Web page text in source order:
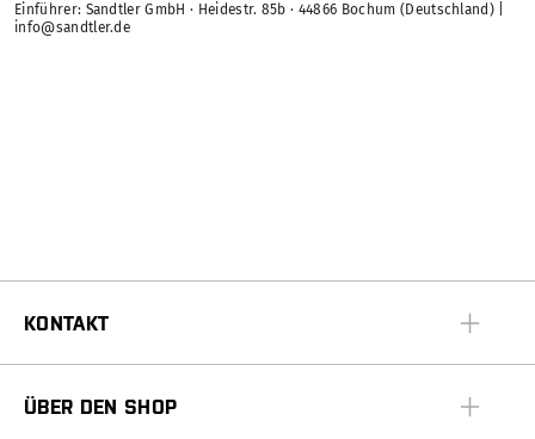
Einführer: Sandtler GmbH · Heidestr. 85b · 44866 Bochum (Deutschland) |
info@sandtler.de
KONTAKT
ÜBER DEN SHOP